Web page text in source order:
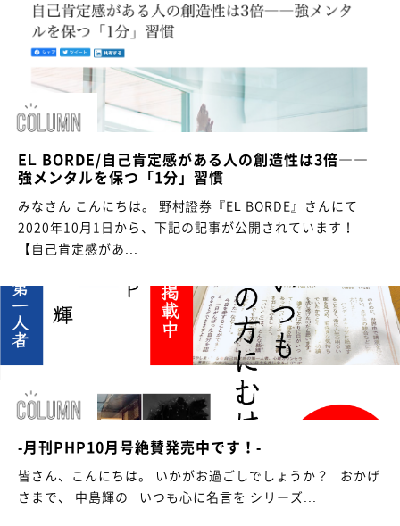
EL BORDE/自己肯定感がある人の創造性は3倍――
強メンタルを保つ「1分」習慣
みなさん こんにちは。 野村證券『EL BORDE』さんにて
2020年10月1日から、下記の記事が公開されています！
【自己肯定感があ...
-月刊PHP10月号絶賛発売中です！-
皆さん、こんにちは。 いかがお過ごしでしょうか？ おかげ
さまで、 中島輝の いつも心に名言を シリーズ...